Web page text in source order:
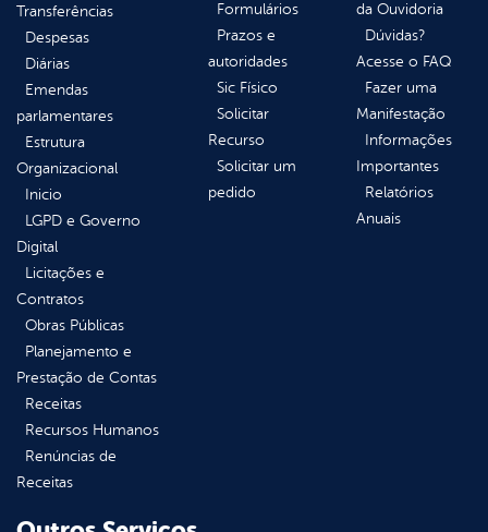
Transferências
Despesas
Diárias
Emendas
parlamentares
Estrutura
Organizacional
Inicio
LGPD e Governo
Digital
Licitações e
Contratos
Obras Públicas
Planejamento e
Prestação de Contas
Receitas
Recursos Humanos
Renúncias de
Receitas
Formulários
Prazos e
autoridades
Sic Físico
Solicitar
Recurso
Solicitar um
pedido
da Ouvidoria
Dúvidas?
Acesse o FAQ
Fazer uma
Manifestação
Informações
Importantes
Relatórios
Anuais